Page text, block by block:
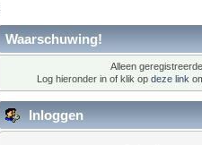
Waarschuwing!
Alleen
Log hieronder in of klik op deze link
Inloggen